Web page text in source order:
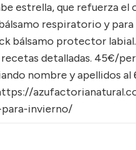
estrella, que refuerza el
respiratorio y
bálsamo protector
detalladas. 45€/
nombre y apellidos
invierno/